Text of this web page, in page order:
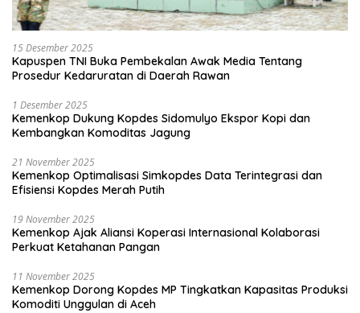
15 Desember 2025
Kapuspen TNI Buka Pembekalan Awak Media Tentang
Prosedur Kedaruratan di Daerah Rawan
1 Desember 2025
Kemenkop Dukung Kopdes Sidomulyo Ekspor Kopi dan
Kembangkan Komoditas Jagung
21 November 2025
Kemenkop Optimalisasi Simkopdes Data Terintegrasi dan
Efisiensi Kopdes Merah Putih
19 November 2025
Kemenkop Ajak Aliansi Koperasi Internasional Kolaborasi
Perkuat Ketahanan Pangan
11 November 2025
Kemenkop Dorong Kopdes MP Tingkatkan Kapasitas Produksi
Komoditi Unggulan di Aceh